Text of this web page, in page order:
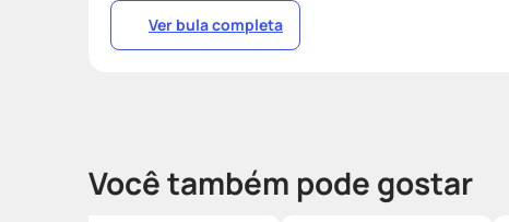
Ver bula completa
Você também pode gostar